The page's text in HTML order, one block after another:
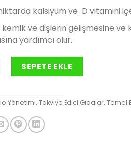
315.00₺.
kalsiyum ve D vitamini
ve dişlerin gelişmesine ve
yardımcı olur.
tablet adet
SEPETE EKLE
Yönetimi, Takviye Edici Gıdalar, Temel